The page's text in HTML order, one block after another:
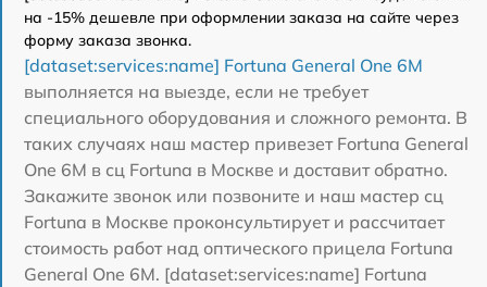
на -15% дешевле при оформлении заказа на сайте через
форму заказа звонка.
[dataset:services:name] Fortuna General One 6M
выполняется на выезде, если не требует
специального оборудования и сложного ремонта. В
таких случаях наш мастер привезет Fortuna General
One 6M в сц Fortuna в Москве и доставит обратно.
Закажите звонок или позвоните и наш мастер сц
Fortuna в Москве проконсультирует и рассчитает
стоимость работ над оптического прицела Fortuna
General One 6M. [dataset:services:name] Fortuna